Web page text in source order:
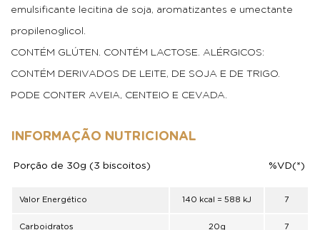
emulsificante lecitina de soja, aromatizantes e umectante
propilenoglicol.
CONTÉM GLÚTEN. CONTÉM LACTOSE. ALÉRGICOS:
CONTÉM DERIVADOS DE LEITE, DE SOJA E DE TRIGO.
PODE CONTER AVEIA, CENTEIO E CEVADA.
INFORMAÇÃO NUTRICIONAL
Porção de 30g (3 biscoitos) %VD(*)
Valor Energético 140 kcal = 588 kJ 7
Carboidratos 20g 7